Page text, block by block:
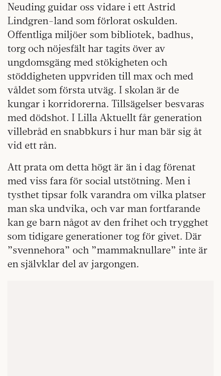
Neuding guidar oss vidare i ett Astrid
Lindgren-land som förlorat oskulden.
Offentliga miljöer som bibliotek, badhus,
torg och nöjesfält har tagits över av
ungdomsgäng med stökigheten och
stöddigheten uppvriden till max och med
våldet som första utväg. I skolan är de
kungar i korridorerna. Tillsägelser besvaras
med dödshot. I Lilla Aktuellt får generation
villebråd en snabbkurs i hur man bär sig åt
vid ett rån.
Att prata om detta högt är än i dag förenat
med viss fara för social utstötning. Men i
tysthet tipsar folk varandra om vilka platser
man ska undvika, och var man fortfarande
kan ge barn något av den frihet och trygghet
som tidigare generationer tog för givet. Där
”svennehora” och ”mammaknullare” inte är
en självklar del av jargongen.